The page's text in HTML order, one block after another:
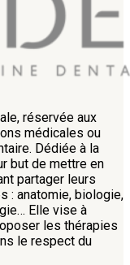
réservée aux
médicales ou
Dédiée à la
but de mettre en
partager leurs
: anatomie, biologie,
Elle vise à
les thérapies
le respect du